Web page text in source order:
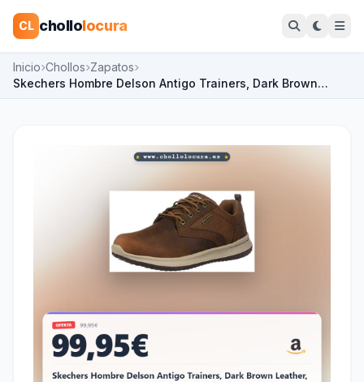
CL chollolocura
Inicio Chollos Zapatos
Skechers Hombre Delson Antigo Trainers, Dark Brown…